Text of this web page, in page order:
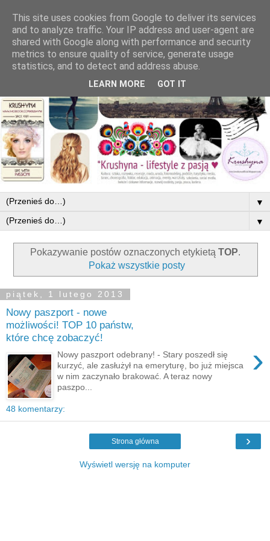
▼
▼
Pokazywanie postów oznaczonych etykietą TOP.
Pokaż wszystkie posty
piątek, 1 lutego 2013
Nowy paszport - nowe
możliwości! TOP 10 państw,
które chcę zobaczyć!
›
Nowy paszport odebrany! - Stary poszedł się
kurzyć, ale zasłużył na emeryturę, bo już miejsca
w nim zaczynało brakować. A teraz nowy
paszpo...
48 komentarzy:
›
Strona główna
Wyświetl wersję na komputer
This site uses cookies from Google to deliver its services
and to analyze traffic. Your IP address and user-agent are
shared with Google along with performance and security
metrics to ensure quality of service, generate usage
statistics, and to detect and address abuse.
LEARN MORE GOT IT